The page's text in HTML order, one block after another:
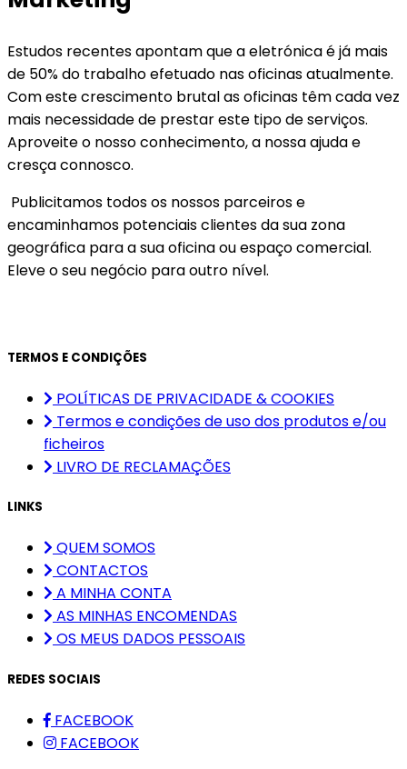
Estudos recentes apontam que a eletrónica é já mais
de 50% do trabalho efetuado nas oficinas atualmente.
Com este crescimento brutal as oficinas têm cada vez
mais necessidade de prestar este tipo de serviços.
Aproveite o nosso conhecimento, a nossa ajuda e
cresça connosco.
Publicitamos todos os nossos parceiros e
encaminhamos potenciais clientes da sua zona
geográfica para a sua oficina ou espaço comercial.
Eleve o seu negócio para outro nível.
TERMOS E CONDIÇÕES
POLÍTICAS DE PRIVACIDADE & COOKIES
Termos e condições de uso dos produtos e/ou
ficheiros
LIVRO DE RECLAMAÇÕES
LINKS
QUEM SOMOS
CONTACTOS
A MINHA CONTA
AS MINHAS ENCOMENDAS
OS MEUS DADOS PESSOAIS
REDES SOCIAIS
FACEBOOK
FACEBOOK